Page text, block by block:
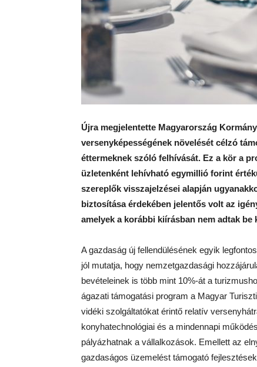
Újra megjelentette Magyarország
versenyképességének növelését célzó
éttermeknek szóló felhívását. Ez a kör a
üzletenként lehívható egymillió forint
szereplők visszajelzései alapján
biztosítása érdekében jelentős volt az
amelyek a korábbi kiírásban nem adtak
A gazdaság új fellendülésének egyik
jól mutatja, hogy nemzetgazdasági
bevételeinek is több mint 10%-át a
ágazati támogatási program a Magyar
vidéki szolgáltatókat érintő relatív
konyhatechnológiai és a mindennapi
pályázhatnak a vállalkozások. Emellett az
gazdaságos üzemelést támogató